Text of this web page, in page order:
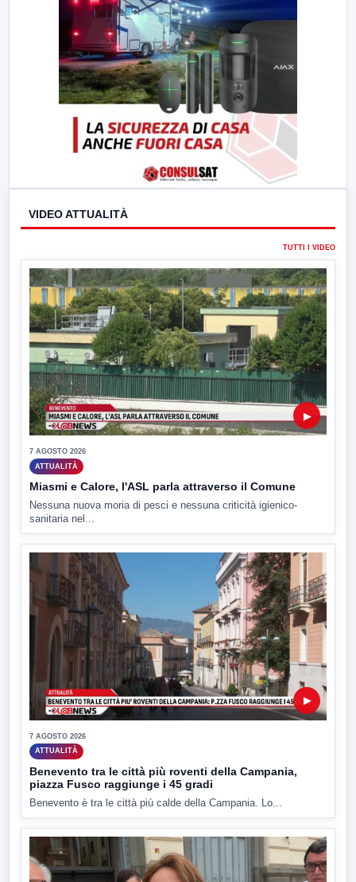
VIDEO ATTUALITÀ
TUTTI I VIDEO
▶
7 AGOSTO 2026
ATTUALITÀ
Miasmi e Calore, l'ASL parla attraverso il Comune
Nessuna nuova moria di pesci e nessuna criticità igienico-
sanitaria nel...
▶
7 AGOSTO 2026
ATTUALITÀ
Benevento tra le città più roventi della Campania,
piazza Fusco raggiunge i 45 gradi
Benevento è tra le città più calde della Campania. Lo...